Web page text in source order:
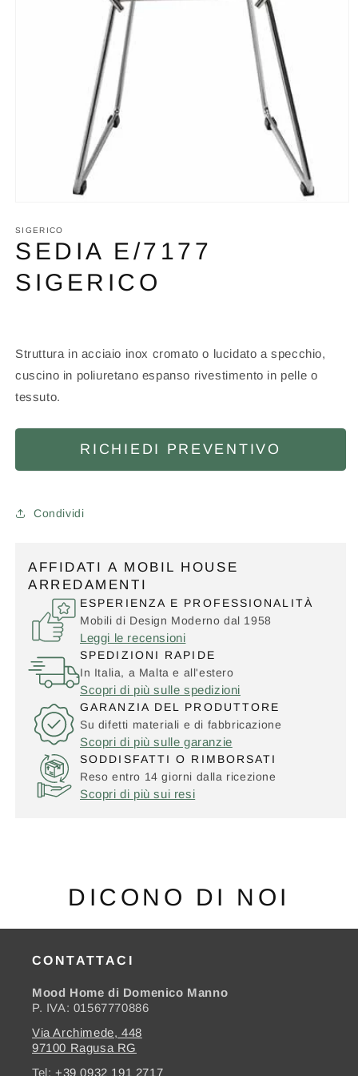
multimediali
1
in
modale
SIGERICO
SEDIA E/7177
SIGERICO
Struttura in acciaio inox cromato o lucidato a specchio,
cuscino in poliuretano espanso rivestimento in pelle o
tessuto.
RICHIEDI PREVENTIVO
Condividi
AFFIDATI A MOBIL HOUSE
ARREDAMENTI
ESPERIENZA E PROFESSIONALITÀ
Mobili di Design Moderno dal 1958
Leggi le recensioni
SPEDIZIONI RAPIDE
In Italia, a Malta e all'estero
Scopri di più sulle spedizioni
GARANZIA DEL PRODUTTORE
Su difetti materiali e di fabbricazione
Scopri di più sulle garanzie
SODDISFATTI O RIMBORSATI
Reso entro 14 giorni dalla ricezione
Scopri di più sui resi
DICONO DI NOI
CONTATTACI
Mood Home di Domenico Manno
P. IVA: 01567770886
Via Archimede, 448
97100 Ragusa RG
Tel: +39 0932 191 2717